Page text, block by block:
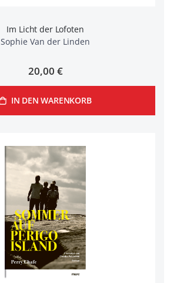
Im Licht der Lofoten
Sophie Van der Linden
20,00 €
IN DEN WARENKORB